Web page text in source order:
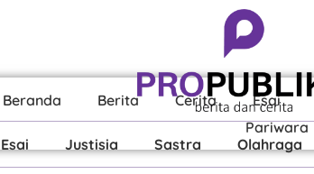
Esai Justisia Sastra Olahraga
Beranda Berita Cerita Esai
Pariwara